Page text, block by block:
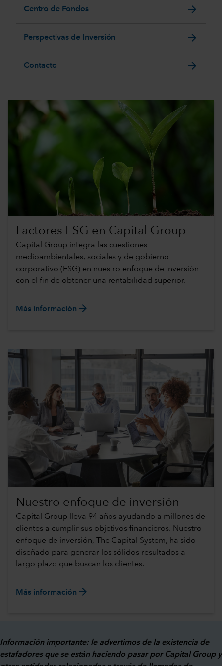
Centro de Fondos arrow_forward
Perspectivas de Inversión arrow_forward
Contacto arrow_forward
Factores ESG en Capital Group
Capital Group integra las cuestiones
medioambientales, sociales y de gobierno
corporativo (ESG) en nuestro enfoque de inversión
con el fin de obtener una rentabilidad superior.
Más información arrow_forward
Nuestro enfoque de inversión
Capital Group lleva 94 años ayudando a millones de
clientes a cumplir sus objetivos financieros. Nuestro
enfoque de inversión, The Capital System, ha sido
diseñado para generar los sólidos resultados a
largo plazo que buscan los clientes.
Más información arrow_forward
Información importante: le advertimos de la existencia de
estafadores que se están haciendo pasar por Capital Group y